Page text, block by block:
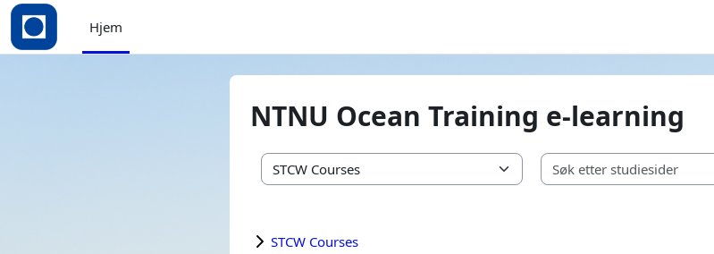
Gå til hovedinnhold
Hjem
NTNU Ocean Training e-learning
Kurskategorier
STCW Courses